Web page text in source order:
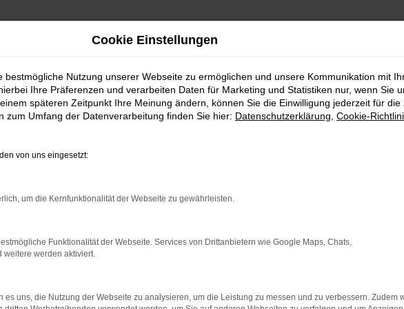
Cookie Einstellungen
bestmögliche Nutzung unserer Webseite zu ermöglichen und unsere Kommunikation mit
Ihre Präferenzen und verarbeiten Daten für Marketing und Statistiken nur, wenn Sie
späteren Zeitpunkt Ihre Meinung ändern, können Sie die Einwilligung jederzeit für die
zum Umfang der Datenverarbeitung finden Sie hier: Datenschutzerklärung Cookie-
von uns eingesetzt:
um die Kernfunktionalität der Webseite zu gewährleisten.
Funktionalität der Webseite. Services von Drittanbietern wie Google Maps, Chats,
weitere werden aktiviert.
es uns, die Nutzung der Webseite zu analysieren, um die Leistung zu messen und zu verbessern. Zudem